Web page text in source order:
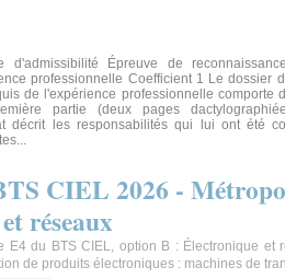
d'admissibilité Épreuve de
professionnelle Coefficient 1 Le dossier
de l'expérience professionnelle comporte
partie (deux pages
décrit les responsabilités qui lui ont été
CIEL 2026 -
réseaux
E4 du BTS CIEL, option B : Électronique et
de produits électroniques : machines de